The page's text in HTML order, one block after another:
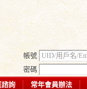
帳號
密碼
諮詢 常年會員辦法